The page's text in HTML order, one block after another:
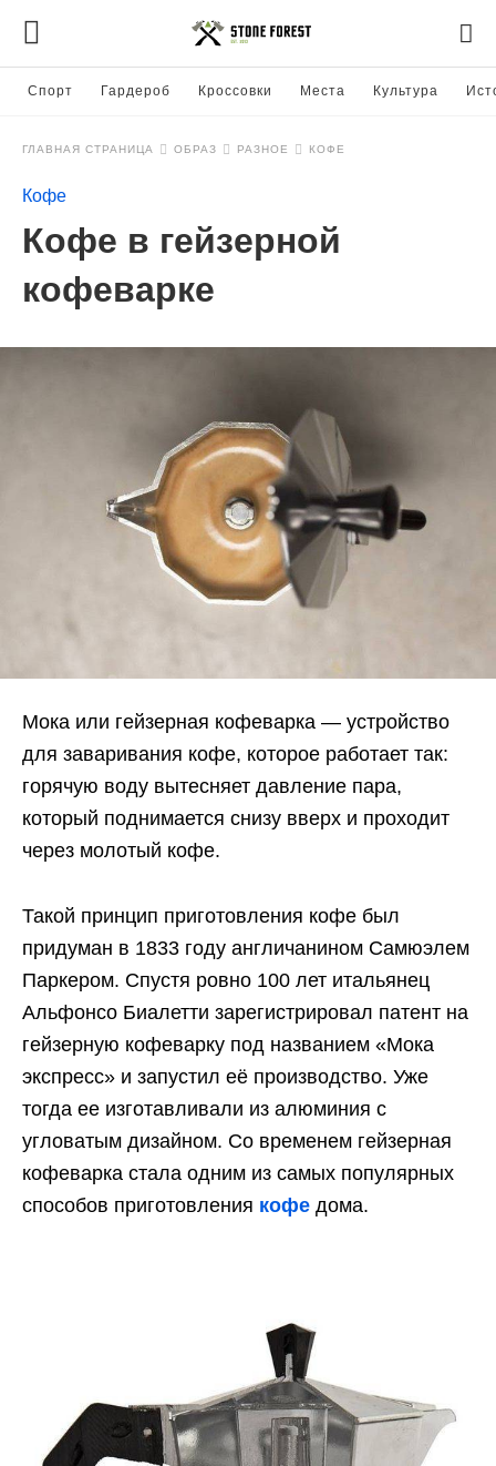
Спорт Гардероб Кроссовки Места Культура
ГЛАВНАЯ СТРАНИЦА ОБРАЗ РАЗНОЕ КОФЕ
Кофе
Кофе в гейзерной
кофеварке
Мока или гейзерная кофеварка — устройство
для заваривания кофе, которое работает так:
горячую воду вытесняет давление пара,
который поднимается снизу вверх и проходит
через молотый кофе.
Такой принцип приготовления кофе был
придуман в 1833 году англичанином Самюэлем
Паркером. Спустя ровно 100 лет итальянец
Альфонсо Биалетти зарегистрировал патент на
гейзерную кофеварку под названием «Мока
экспресс» и запустил её производство. Уже
тогда ее изготавливали из алюминия с
угловатым дизайном. Со временем гейзерная
кофеварка стала одним из самых популярных
способов приготовления кофе дома.